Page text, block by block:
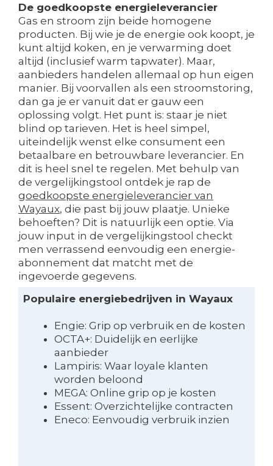
De goedkoopste energieleverancier
Gas en stroom zijn beide homogene
producten. Bij wie je de energie ook koopt, je
kunt altijd koken, en je verwarming doet
altijd (inclusief warm tapwater). Maar,
aanbieders handelen allemaal op hun eigen
manier. Bij voorvallen als een stroomstoring,
dan ga je er vanuit dat er gauw een
oplossing volgt. Het punt is: staar je niet
blind op tarieven. Het is heel simpel,
uiteindelijk wenst elke consument een
betaalbare en betrouwbare leverancier. En
dit is heel snel te regelen. Met behulp van
de vergelijkingstool ontdek je rap de
goedkoopste energieleverancier van
Wayaux, die past bij jouw plaatje. Unieke
behoeften? Dit is natuurlijk een optie. Via
jouw input in de vergelijkingstool checkt
men verrassend eenvoudig een energie-
abonnement dat matcht met de
ingevoerde gegevens.
Populaire energiebedrijven in Wayaux
Engie: Grip op verbruik en de kosten
OCTA+: Duidelijk en eerlijke
aanbieder
Lampiris: Waar loyale klanten
worden beloond
MEGA: Online grip op je kosten
Essent: Overzichtelijke contracten
Eneco: Eenvoudig verbruik inzien